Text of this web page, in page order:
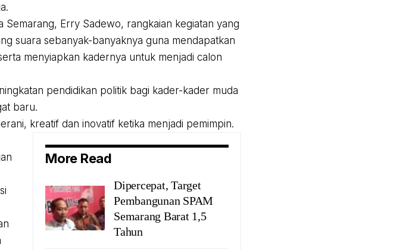
Semarang, Erry Sadewo, rangkaian kegiatan yang
suara sebanyak-banyaknya guna mendapatkan
menyiapkan kadernya untuk menjadi calon
pendidikan politik bagi kader-kader muda
baru.
kreatif dan inovatif ketika menjadi pemimpin.
More Read
Dipercepat, Target
Pembangunan SPAM
Semarang Barat 1,5
Tahun